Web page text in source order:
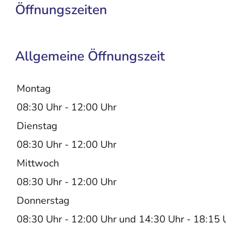
Öffnungszeiten
Allgemeine Öffnungszeit
Montag
08:30 Uhr - 12:00 Uhr
Dienstag
08:30 Uhr - 12:00 Uhr
Mittwoch
08:30 Uhr - 12:00 Uhr
Donnerstag
08:30 Uhr - 12:00 Uhr und 14:30 Uhr - 18:15